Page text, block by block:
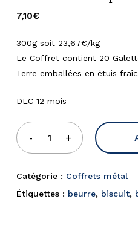
7,10€
300g soit 23,67€/kg
Le Coffret contient 20
Terre emballées en étuis
DLC 12 mois
Catégorie : Coffrets métal
Étiquettes : beurre, biscuit,